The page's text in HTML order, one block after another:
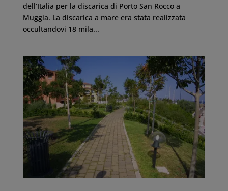
dell’Italia per la discarica di Porto San Rocco a
Muggia. La discarica a mare era stata realizzata
occultandovi 18 mila...